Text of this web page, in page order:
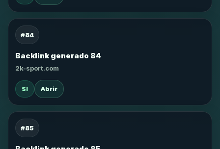
#84
Backlink generado 84
2k-sport.com
SI Abrir
#85